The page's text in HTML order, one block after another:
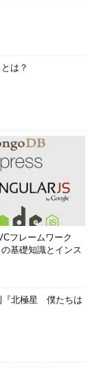
は？
フレームワーク
の基礎知識とインス
『北極星 僕たちは